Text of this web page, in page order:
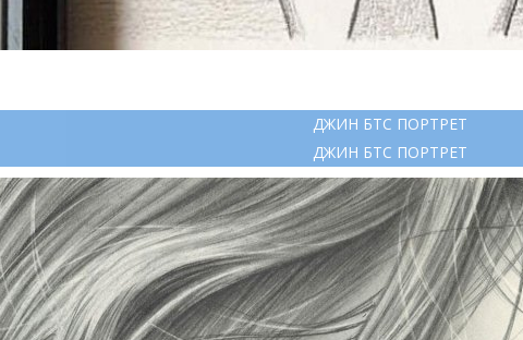
ДЖИН БТС ПОРТРЕТ
ДЖИН БТС ПОРТРЕТ